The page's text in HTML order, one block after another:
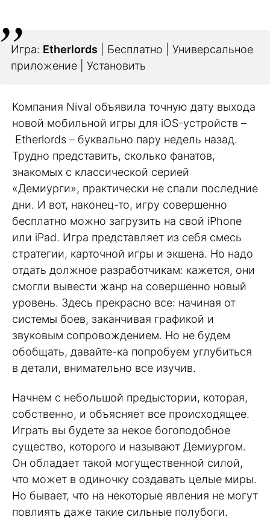
Игра: Etherlords | Бесплатно | Универсальное
приложение | Установить
Компания Nival объявила точную дату выхода
новой мобильной игры для iOS-устройств –
Etherlords – буквально пару недель назад.
Трудно представить, сколько фанатов,
знакомых с классической серией
«Демиурги», практически не спали последние
дни. И вот, наконец-то, игру совершенно
бесплатно можно загрузить на свой iPhone
или iPad. Игра представляет из себя смесь
стратегии, карточной игры и экшена. Но надо
отдать должное разработчикам: кажется, они
смогли вывести жанр на совершенно новый
уровень. Здесь прекрасно все: начиная от
системы боев, заканчивая графикой и
звуковым сопровождением. Но не будем
обобщать, давайте-ка попробуем углубиться
в детали, внимательно все изучив.
Начнем с небольшой предыстории, которая,
собственно, и объясняет все происходящее.
Играть вы будете за некое богоподобное
существо, которого и называют Демиургом.
Он обладает такой могущественной силой,
что может в одиночку создавать целые миры.
Но бывает, что на некоторые явления не могут
повлиять даже такие сильные полубоги.